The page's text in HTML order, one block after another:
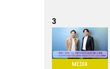
3